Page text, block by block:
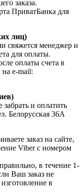
заказа.
ПриватБанка для
лиц)
свяжется менеджер и
для оплаты.
оплаты счета в
e-mail:
и оплатить
Белорусская 36А
заказ на сайте,
Viber с номером
в течение 1-
Ваш заказ не
в